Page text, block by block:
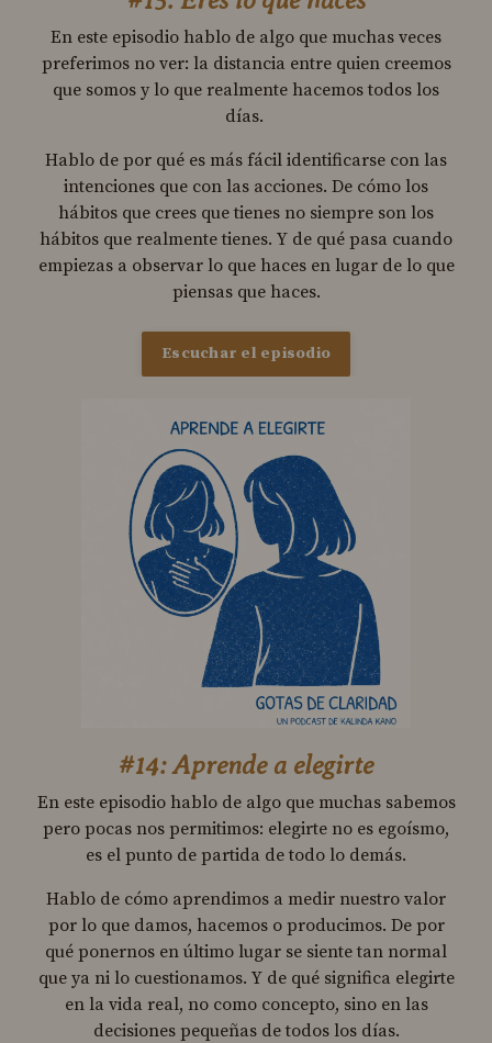
En este episodio hablo de algo que muchas veces
preferimos no ver: la distancia entre quien creemos
que somos y lo que realmente hacemos todos los
días.
Hablo de por qué es más fácil identificarse con las
intenciones que con las acciones. De cómo los
hábitos que crees que tienes no siempre son los
hábitos que realmente tienes. Y de qué pasa cuando
empiezas a observar lo que haces en lugar de lo que
piensas que haces.
Escuchar el episodio
#14: Aprende a elegirte
En este episodio hablo de algo que muchas sabemos
pero pocas nos permitimos: elegirte no es egoísmo,
es el punto de partida de todo lo demás.
Hablo de cómo aprendimos a medir nuestro valor
por lo que damos, hacemos o producimos. De por
qué ponernos en último lugar se siente tan normal
que ya ni lo cuestionamos. Y de qué significa elegirte
en la vida real, no como concepto, sino en las
decisiones pequeñas de todos los días.